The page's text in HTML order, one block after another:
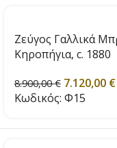
Ζεύγος Γαλλικά
Κηροπήγια, c. 1880
8.900,00€ 7.120,00 €
Κωδικός: Φ15